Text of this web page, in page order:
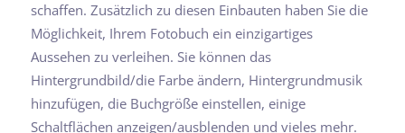
schaffen. Zusätzlich zu diesen Einbauten haben Sie die
Möglichkeit, Ihrem Fotobuch ein einzigartiges
Aussehen zu verleihen. Sie können das
Hintergrundbild/die Farbe ändern, Hintergrundmusik
hinzufügen, die Buchgröße einstellen, einige
Schaltflächen anzeigen/ausblenden und vieles mehr.